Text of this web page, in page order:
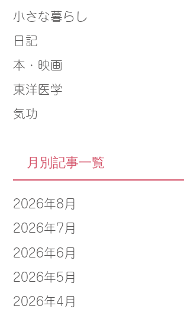
小さな暮らし
日記
本・映画
東洋医学
気功
月別記事一覧
2026年8月
2026年7月
2026年6月
2026年5月
2026年4月